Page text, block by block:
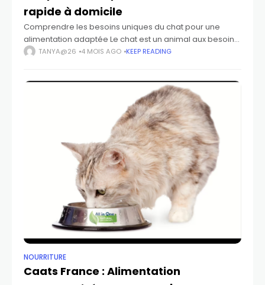
rapide à domicile
Comprendre les besoins uniques du chat pour une
alimentation adaptée Le chat est un animal aux besoins
nutritionnels précis qui nécessitent une attention
TANYA@26 4 MOIS AGO KEEP READING
NOURRITURE
Caats France : Alimentation